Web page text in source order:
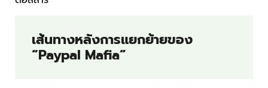
เส้นทางหลังการแยกย้ายของ
“Paypal Mafia”